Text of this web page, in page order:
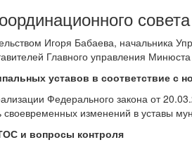
совета
Игоря Бабаева, начальника
Главного управления
уставов в соответствие с
Федерального закона от
своевременных изменений в уставы
и вопросы контроля